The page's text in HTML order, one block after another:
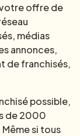
offre de
médias
annonces,
de franchisés,
possible,
de 2000
si tous